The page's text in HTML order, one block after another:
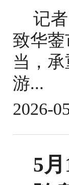
记
致华
当，
游...
2026-
5